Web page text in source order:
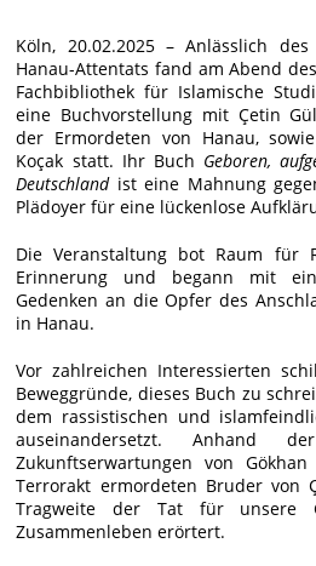
Köln, 20.02.2025 – Anlässlich
Hanau-Attentats fand am Abend
Fachbibliothek für Islamische
eine Buchvorstellung mit Çetin
der Ermordeten von Hanau,
Koçak statt. Ihr Buch Geboren,
Deutschlandist eine Mahnung
Plädoyer für eine lückenlose
Die Veranstaltung bot Raum für
Erinnerung und begann mit
Gedenken an die Opfer des
in Hanau.
Vor zahlreichen Interessierten
Beweggründe, dieses Buch zu
dem rassistischen und
auseinandersetzt. Anhand
Zukunftserwartungen von
Terrorakt ermordeten Bruder von
Tragweite der Tat für unsere
Zusammenleben erörtert.